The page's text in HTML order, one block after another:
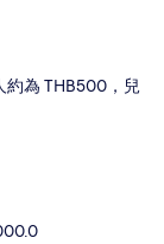
約為 THB500，兒